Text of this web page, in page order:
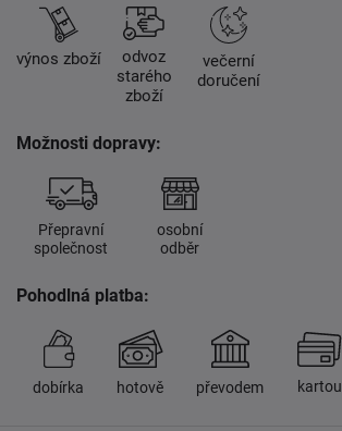
výnos zboží
odvoz
starého
zboží
večerní
doručení
Možnosti dopravy:
Přepravní
společnost
osobní
odběr
Pohodlná platba:
dobírka hotově převodem kartou